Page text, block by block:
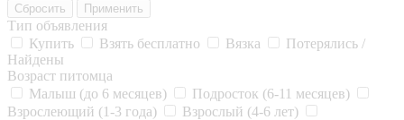
Сбросить Применить
Тип объявления
Купить
Взять бесплатно Вязка
Потерялись /
Найдены
Возраст питомца
Малыш (до 6 месяцев)
Подросток (6-11 месяцев)
Взрослеющий (1-3 года)
Взрослый (4-6 лет)